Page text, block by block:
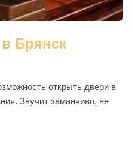
в Брянск
открыть двери в
Звучит заманчиво, не